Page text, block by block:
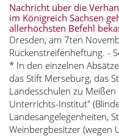
Nachricht über die
im Königreich Sachsen
allerhöchsten Befehl
Dresden, am 7ten
Rückenstreifenheftung. -
* In den einzelnen
das Stift Merseburg, das
Landesschulen zu
Unterrichts-Institut"
Landesangelegenheiten,
Weinbergbesitzer (wegen